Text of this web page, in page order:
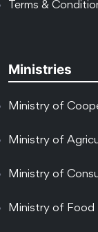
Terms &
Ministries
Ministry of
Ministry of
Ministry of
Ministry of Food